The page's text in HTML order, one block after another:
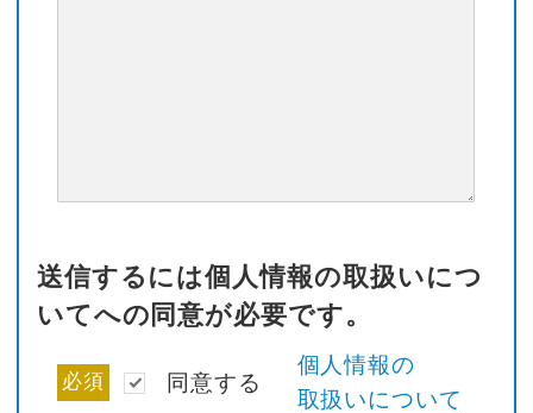
送信するには個人情報の取扱いにつ
いてへの同意が必要です。
必須 同意する
個人情報の
取扱いについて